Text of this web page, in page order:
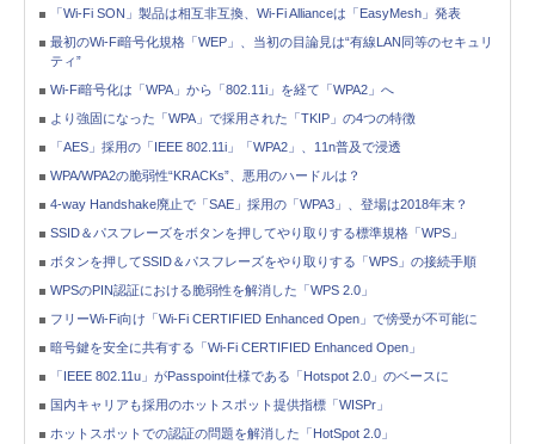
「Wi-Fi SON」製品は相互非互換、Wi-Fi Allianceは「EasyMesh」発表
最初のWi-Fi暗号化規格「WEP」、当初の目論見は“有線LAN同等のセキュリ
ティ”
Wi-Fi暗号化は「WPA」から「802.11i」を経て「WPA2」へ
より強固になった「WPA」で採用された「TKIP」の4つの特徴
「AES」採用の「IEEE 802.11i」「WPA2」、11n普及で浸透
WPA/WPA2の脆弱性“KRACKs”、悪用のハードルは？
4-way Handshake廃止で「SAE」採用の「WPA3」、登場は2018年末？
SSID＆パスフレーズをボタンを押してやり取りする標準規格「WPS」
ボタンを押してSSID＆パスフレーズをやり取りする「WPS」の接続手順
WPSのPIN認証における脆弱性を解消した「WPS 2.0」
フリーWi-Fi向け「Wi-Fi CERTIFIED Enhanced Open」で傍受が不可能に
暗号鍵を安全に共有する「Wi-Fi CERTIFIED Enhanced Open」
「IEEE 802.11u」がPasspoint仕様である「Hotspot 2.0」のベースに
国内キャリアも採用のホットスポット提供指標「WISPr」
ホットスポットでの認証の問題を解消した「HotSpot 2.0」